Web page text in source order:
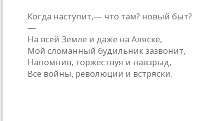
Когда наступит,— что там? новый быт?
—
На всей Земле и даже на Аляске,
Мой сломанный будильник зазвонит,
Напомнив, торжествуя и навзрыд,
Все войны, революции и встряски.